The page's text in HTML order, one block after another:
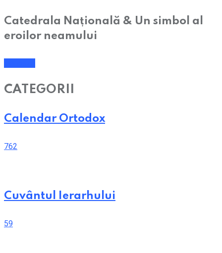
Catedrala Națională & Un simbol al
eroilor neamului
CATEGORII
Calendar Ortodox
762
Cuvântul Ierarhului
59